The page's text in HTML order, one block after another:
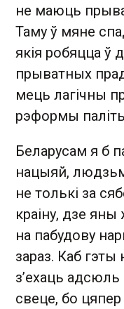
не маюць
Таму ў мяне
якія робяцца ў
прыватных
мець лагічны
рэформы
Беларусам я б
нацыяй,
не толькі за
краіну, дзе
на пабудову
зараз. Каб гэты
з’ехаць
свеце, бо цяпер